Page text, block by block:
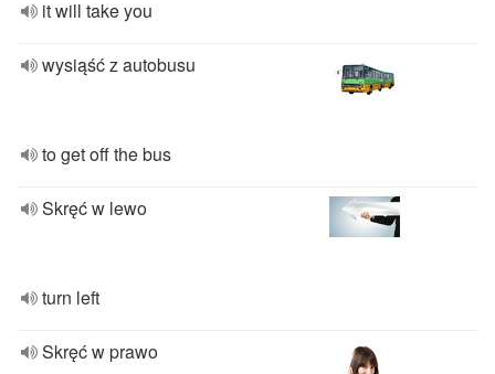
it will take you
wysiąść z autobusu
to get off the bus
Skręć w lewo
turn left
Skręć w prawo